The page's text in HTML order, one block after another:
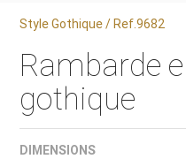
Style Gothique / Ref.9682
Rambarde
gothique
DIMENSIONS